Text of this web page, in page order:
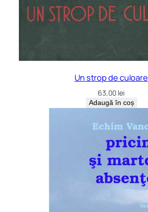
Un strop de culoare
63,00 lei
Adaugă în coș